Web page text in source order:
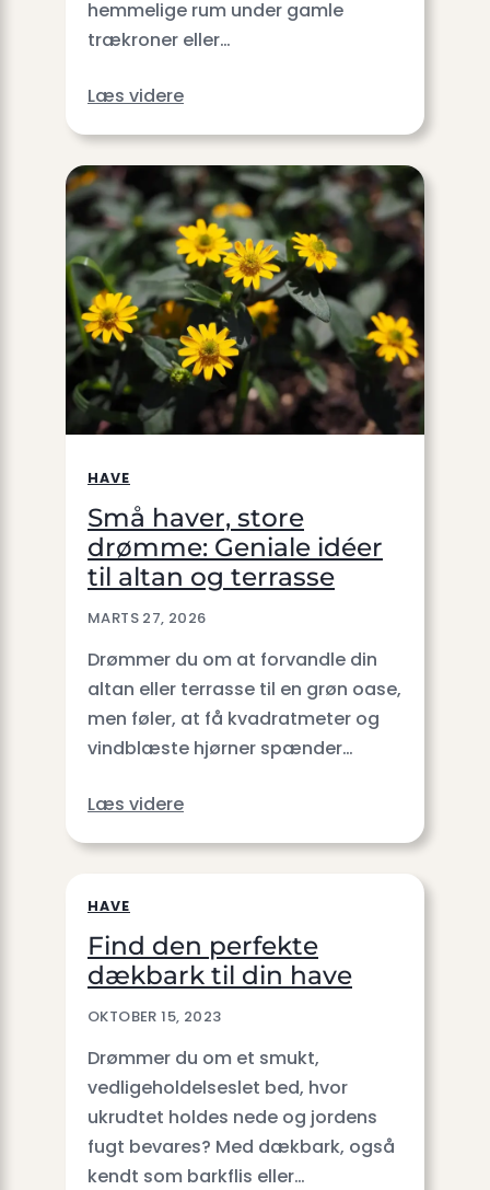
hemmelige rum under gamle
trækroner eller…
Læs videre
HAVE
Små haver, store
drømme: Geniale idéer
til altan og terrasse
MARTS 27, 2026
Drømmer du om at forvandle din
altan eller terrasse til en grøn oase,
men føler, at få kvadratmeter og
vindblæste hjørner spænder…
Læs videre
HAVE
Find den perfekte
dækbark til din have
OKTOBER 15, 2023
Drømmer du om et smukt,
vedligeholdelseslet bed, hvor
ukrudtet holdes nede og jordens
fugt bevares? Med dækbark, også
kendt som barkflis eller…